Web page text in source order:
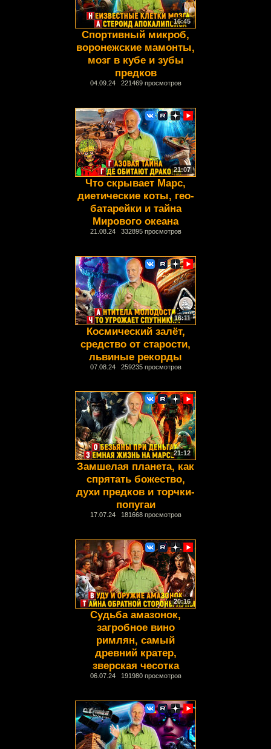
16:45
Спортивный микроб,
воронежские мамонты,
мозг в кубе и зубы
предков
04.09.24 221469 просмотров
21:07
Что скрывает Марс,
диетические коты, гео-
батарейки и тайна
Мирового океана
21.08.24 332895 просмотров
16:11
Космический залёт,
средство от старости,
львиные рекорды
07.08.24 259235 просмотров
21:12
Замшелая планета, как
спрятать божество,
духи предков и торчки-
попугаи
17.07.24 181668 просмотров
20:16
Судьба амазонок,
загробное вино
римлян, самый
древний кратер,
зверская чесотка
06.07.24 191980 просмотров